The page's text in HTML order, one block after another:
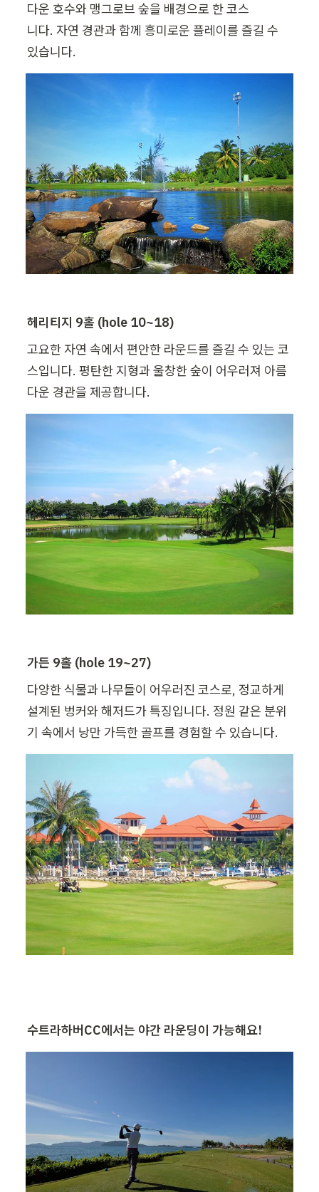
다운 호수와 맹그로브 숲을 배경으로 한 코스
니다. 자연 경관과 함께 흥미로운 플레이를 즐길 수
있습니다.
헤리티지 9홀 (hole 10~18)
고요한 자연 속에서 편안한 라운드를 즐길 수 있는 코
스입니다. 평탄한 지형과 울창한 숲이 어우러져 아름
다운 경관을 제공합니다.
가든 9홀 (hole 19~27)
다양한 식물과 나무들이 어우러진 코스로, 정교하게
설계된 벙커와 해저드가 특징입니다. 정원 같은 분위
기 속에서 낭만 가득한 골프를 경험할 수 있습니다.
수트라하버CC에서는 야간 라운딩이 가능해요!